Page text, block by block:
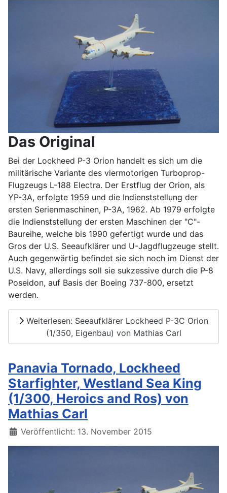
Das Original
Bei der Lockheed P-3 Orion handelt es sich um die
militärische Variante des viermotorigen Turboprop-
Flugzeugs L-188 Electra. Der Erstflug der Orion, als
YP-3A, erfolgte 1959 und die Indienststellung der
ersten Serienmaschinen, P-3A, 1962. Ab 1979 erfolgte
die Indienststellung der ersten Maschinen der "C"-
Baureihe, welche bis 1990 gefertigt wurde und das
Gros der U.S. Seeaufklärer und U-Jagdflugzeuge stellt.
Auch gegenwärtig befindet sie sich noch im Dienst der
U.S. Navy, allerdings soll sie sukzessive durch die P-8
Poseidon, auf Basis der Boeing 737-800, ersetzt
werden.
Weiterlesen: Seeaufklärer Lockheed P-3C Orion
(1/350, Eigenbau) von Mathias Carl
Panavia Tornado, Lockheed
Starfighter, Westland Sea King
(1/300, Heroics and Ros) von
Mathias Carl
Details
Veröffentlicht: 13. November 2015